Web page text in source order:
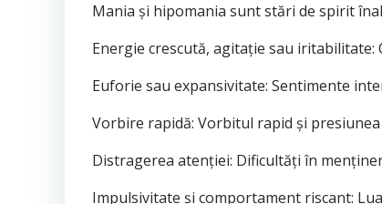
Mania și hipomania sunt stări de spirit
Energie crescută, agitație sau iritabilitate:
Euforie sau expansivitate: Sentimente
Vorbire rapidă: Vorbitul rapid și
Distragerea atenției: Dificultăți în
Impulsivitate și comportament riscant: